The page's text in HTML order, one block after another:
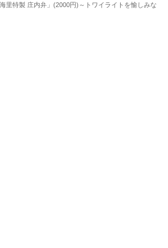
里特製 庄内弁」(2000円)～トワイライトを愉しみな